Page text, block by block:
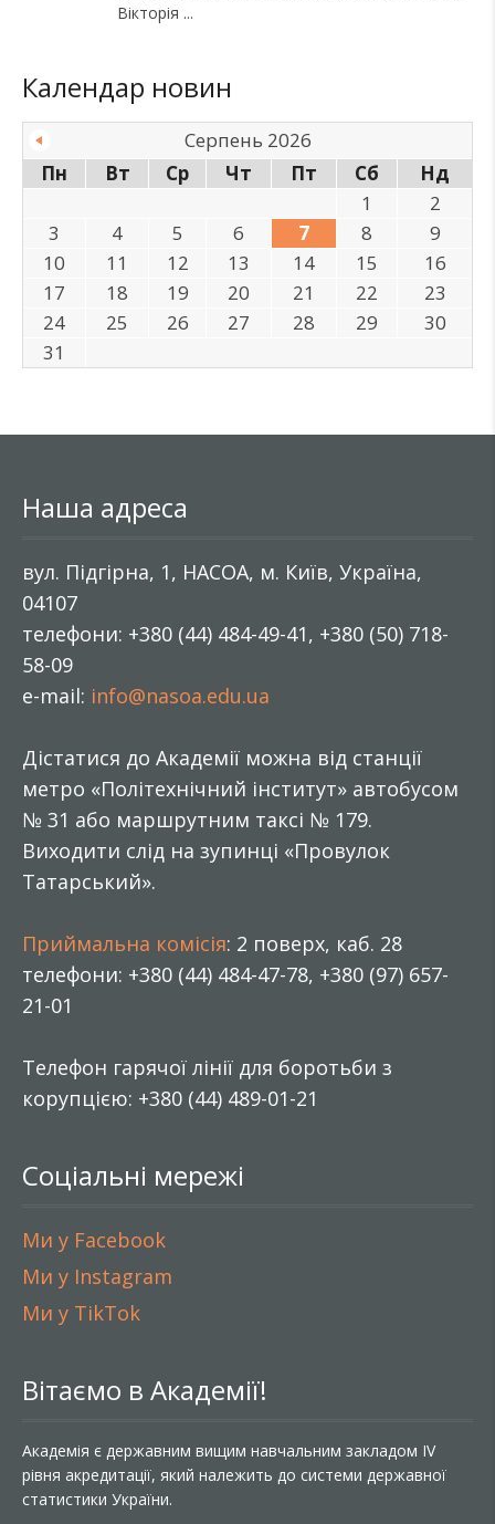
Вікторія
Календар новин
Серпень 2026
Пн
Вт Ср Чт Пт Сб
Нд
1
2
3
4 5 6 7 8
9
10
11 12 13 14 15
16
17
18 19 20 21 22
23
24
25 26 27 28 29
30
31
Наша адреса
вул. Підгірна, 1, НАСОА, м. Київ, Україна,
04107
телефони: +380 (44) 484-49-41, +380 (50) 718-
58-09
e-mail: info@nasoa.edu.ua
Дістатися до Академії можна від станції
метро «Політехнічний інститут» автобусом
№ 31 або маршрутним таксі № 179.
Виходити слід на зупинці «Провулок
Татарський».
Приймальна комісія: 2 поверх, каб. 28
телефони: +380 (44) 484-47-78, +380 (97) 657-
21-01
Телефон гарячої лінії для боротьби з
корупцією: +380 (44) 489-01-21
Соціальні мережі
Ми у Facebook
Ми у Instagram
Ми у TikTok
Вітаємо в Академії!
Академія є державним вищим навчальним закладом IV
рівня акредитації, який належить до системи державної
статистики України.